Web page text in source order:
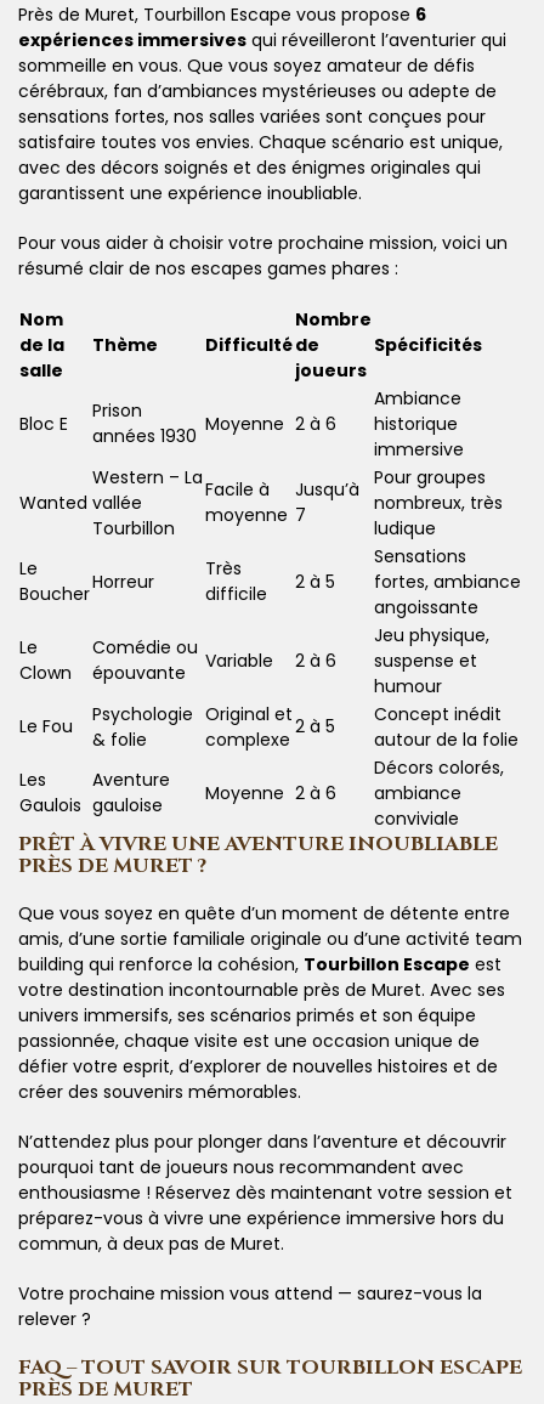
Près de Muret, Tourbillon Escape vous propose 6
expériences immersives qui réveilleront l’aventurier qui
sommeille en vous. Que vous soyez amateur de défis
cérébraux, fan d’ambiances mystérieuses ou adepte de
sensations fortes, nos salles variées sont conçues pour
satisfaire toutes vos envies. Chaque scénario est unique,
avec des décors soignés et des énigmes originales qui
garantissent une expérience inoubliable.
Pour vous aider à choisir votre prochaine mission, voici un
résumé clair de nos escapes games phares :
Nom
de la
salle
Thème Difficulté
Nombre
de
joueurs
Spécificités
Bloc E
Prison
années 1930 Moyenne 2 à 6
Ambiance
historique
immersive
Wanted
Western – La
vallée
Tourbillon
Facile à
moyenne
Jusqu’à
7
Pour groupes
nombreux, très
ludique
Le
BoucherHorreur
Très
difficile
2 à 5
Sensations
fortes, ambiance
angoissante
Le
Clown
Comédie ou
épouvante
Variable 2 à 6
Jeu physique,
suspense et
humour
Le Fou
Psychologie
& folie
Original et
complexe
2 à 5
Concept inédit
autour de la folie
Les
Gaulois
Aventure
gauloise
Moyenne 2 à 6
Décors colorés,
ambiance
conviviale
PRÊT À VIVRE UNE AVENTURE INOUBLIABLE
PRÈS DE MURET ?
Que vous soyez en quête d’un moment de détente entre
amis, d’une sortie familiale originale ou d’une activité team
building qui renforce la cohésion, Tourbillon Escape est
votre destination incontournable près de Muret. Avec ses
univers immersifs, ses scénarios primés et son équipe
passionnée, chaque visite est une occasion unique de
défier votre esprit, d’explorer de nouvelles histoires et de
créer des souvenirs mémorables.
N’attendez plus pour plonger dans l’aventure et découvrir
pourquoi tant de joueurs nous recommandent avec
enthousiasme ! Réservez dès maintenant votre session et
préparez-vous à vivre une expérience immersive hors du
commun, à deux pas de Muret.
Votre prochaine mission vous attend — saurez-vous la
relever ?
FAQ – TOUT SAVOIR SUR TOURBILLON ESCAPE
PRÈS DE MURET